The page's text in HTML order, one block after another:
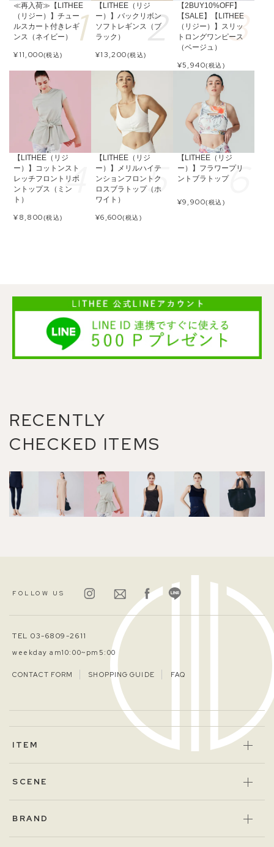
≪再入荷≫【LITHEE
（リジー）】チュー
ルスカート付きレギ
ンス（ネイビー）
¥11,000(税込)
【LITHEE（リジ
ー）】バックリボン
ソフトレギンス（ブ
ラック）
¥13,200(税込)
【2BUY10%OFF】
【SALE】【LITHEE
（リジー）】スリッ
トロングワンピース
（ベージュ）
¥5,940(税込)
【LITHEE（リジ
ー）】コットンスト
レッチフロントリボ
ントップス（ミン
ト）
¥8,800(税込)
【LITHEE（リジ
ー）】メリルハイテ
ンションフロントク
ロスブラトップ（ホ
ワイト）
¥6,600(税込)
【LITHEE（リジ
ー）】フラワープリ
ントブラトップ
¥9,900(税込)
RECENTLY
CHECKED ITEMS
FOLLOW US
TEL 03-6809-2611
weekday am10:00~pm5:00
CONTACT FORM SHOPPING GUIDE FAQ
ITEM
SCENE
BRAND